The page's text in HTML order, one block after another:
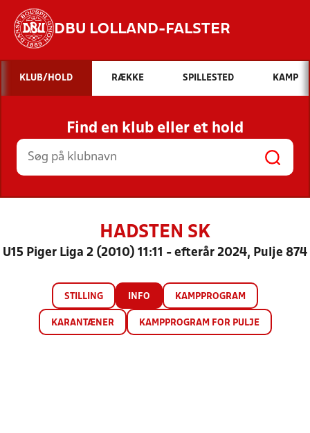
DBU LOLLAND-FALSTER
Hvad vil du søge efter?
INDHOLD OG NYHEDER
STILLINGER, RESULTATER, KLUBBER OG
HOLD
KLUB/HOLD RÆKKE SPILLESTED KAMP
Find en klub eller et hold
HADSTEN SK
U15 Piger Liga 2 (2010) 11:11 - efterår 2024, Pulje 874
STILLING INFO KAMPPROGRAM
KARANTÆNER KAMPPROGRAM FOR PULJE